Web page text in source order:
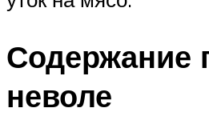
Содержание
неволе